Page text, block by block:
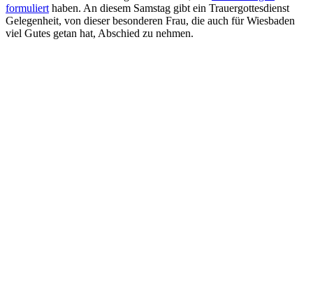
formuliert haben. An diesem Samstag gibt ein Trauergottesdienst
Gelegenheit, von dieser besonderen Frau, die auch für Wiesbaden
viel Gutes getan hat, Abschied zu nehmen.